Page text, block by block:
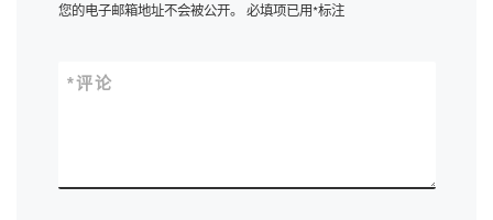
您的电子邮箱地址不会被公开。 必填项已用*标注
评论
*